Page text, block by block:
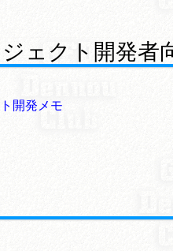
ェクト開発者
開発メモ